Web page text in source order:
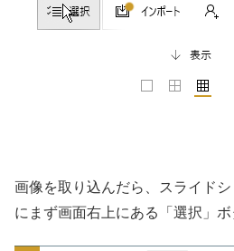
画像を取り込んだら、スライド
にまず画面右上にある「選択」ボ